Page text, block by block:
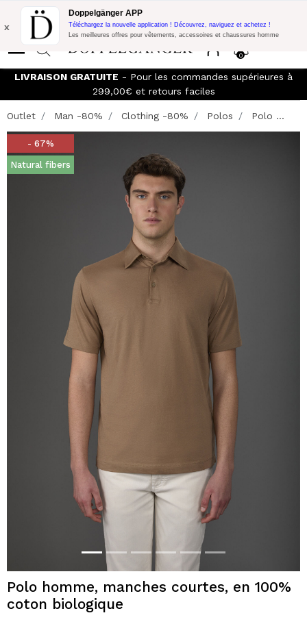
Promo Flash: 10% de réduction supplémentaire sur 300€ d'achat
avec le code:
0
x
Doppelgänger APP
Téléchargez la nouvelle application ! Découvrez, naviguez et achetez !
Les meilleures offres pour vêtements, accessoires et chaussures homme
LIVRAISON GRATUITE - Pour les commandes supérieures à
299,00€ et retours faciles
Outlet Man -80% Clothing -80% Polos Polo ...
- 67%
Natural fibers
Polo homme, manches courtes, en 100%
coton biologique